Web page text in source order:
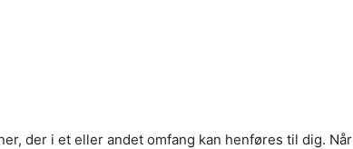
der i et eller andet omfang kan henføres til dig. Når